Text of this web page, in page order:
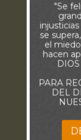
"Se
se
el
hacen
PARA
DEL